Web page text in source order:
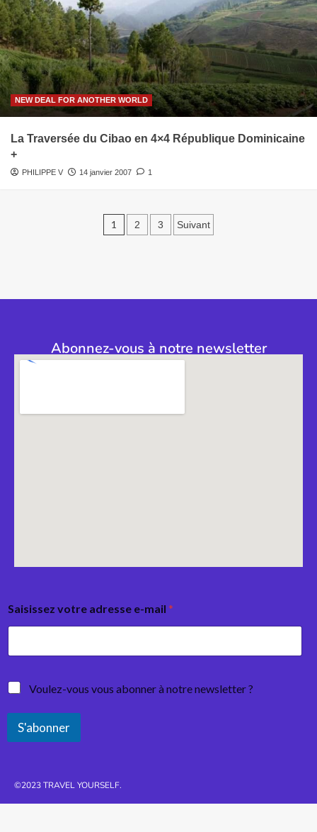
NEW DEAL FOR ANOTHER WORLD
La Traversée du Cibao en 4×4 République Dominicaine
+
PHILIPPE V 14 janvier 2007 1
1 2 3 Suivant
Abonnez-vous à notre newsletter
Saisissez votre adresse e-mail *
Voulez-vous vous abonner à notre newsletter ?
S'abonner
©2023 TRAVEL YOURSELF.